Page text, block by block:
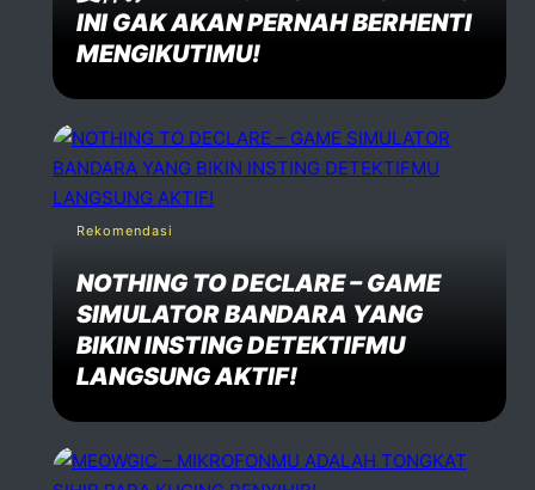
INI GAK AKAN PERNAH BERHENTI
MENGIKUTIMU!
Rekomendasi
NOTHING TO DECLARE – GAME
SIMULATOR BANDARA YANG
BIKIN INSTING DETEKTIFMU
LANGSUNG AKTIF!